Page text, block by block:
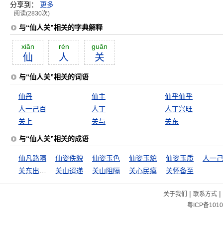
分享到： 更多
阅读(2830次)
与“仙人关”相关的字典解释
xiān
仙
rén
人
guān
关
与“仙人关”相关的词语
仙丹 仙主
仙乎仙乎
人一己百
人丁
人丁兴旺
关上
关与 关东
与“仙人关”相关的成语
仙凡路隔 仙姿佚貌 仙姿玉色 仙姿玉貌 仙姿玉质
人一
关山迢递 关山阻隔 关心民瘼 关怀备至
关于我们 | 联系方式|
粤ICP备